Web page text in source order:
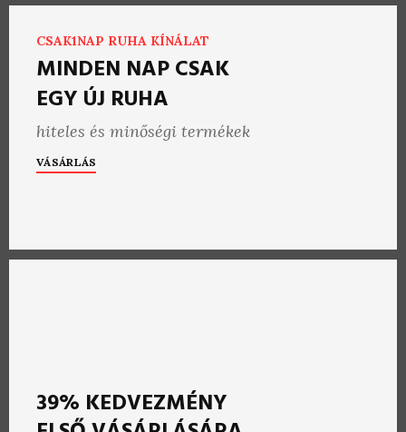
CSAK1NAP RUHA KÍNÁLAT
MINDEN NAP CSAK
EGY ÚJ RUHA
hiteles és minőségi termékek
VÁSÁRLÁS
39% KEDVEZMÉNY